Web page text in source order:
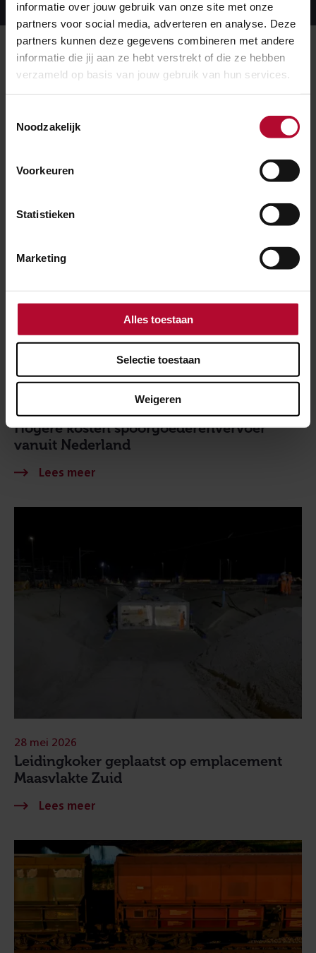
informatie over jouw gebruik van onze site met onze
partners voor social media, adverteren en analyse. Deze
partners kunnen deze gegevens combineren met andere
informatie die jij aan ze hebt verstrekt of die ze hebben
verzameld op basis van jouw gebruik van hun services.
Noodzakelijk
Voorkeuren
Statistieken
Marketing
Alles toestaan
Selectie toestaan
Weigeren
Meer over:
Goederenvervoer
Hogere kosten spoorgoederenvervoer
vanuit Nederland
Leidingkoker geplaatst op emplacement
Maasvlakte Zuid
28 mei 2026